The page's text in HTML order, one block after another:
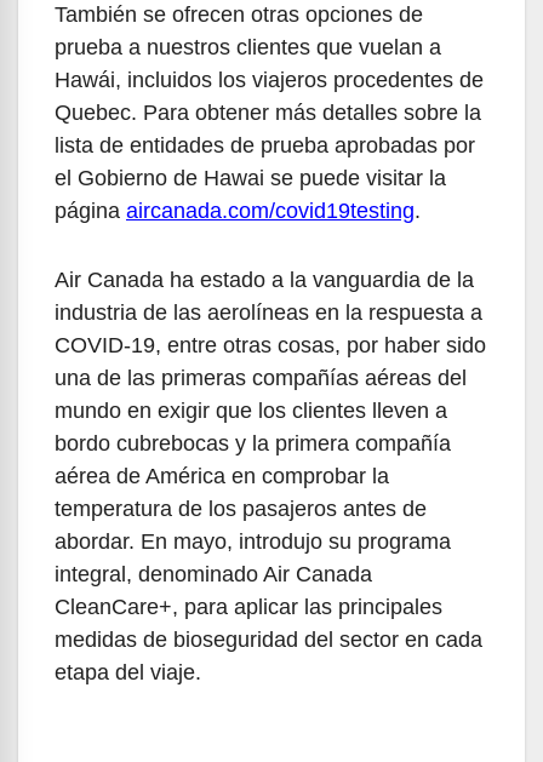
También se ofrecen otras opciones de
prueba a nuestros clientes que vuelan a
Hawái, incluidos los viajeros procedentes de
Quebec. Para obtener más detalles sobre la
lista de entidades de prueba aprobadas por
el Gobierno de Hawai se puede visitar la
página aircanada.com/covid19testing.
Air Canada ha estado a la vanguardia de la
industria de las aerolíneas en la respuesta a
COVID-19, entre otras cosas, por haber sido
una de las primeras compañías aéreas del
mundo en exigir que los clientes lleven a
bordo cubrebocas y la primera compañía
aérea de América en comprobar la
temperatura de los pasajeros antes de
abordar. En mayo, introdujo su programa
integral, denominado Air Canada
CleanCare+, para aplicar las principales
medidas de bioseguridad del sector en cada
etapa del viaje.